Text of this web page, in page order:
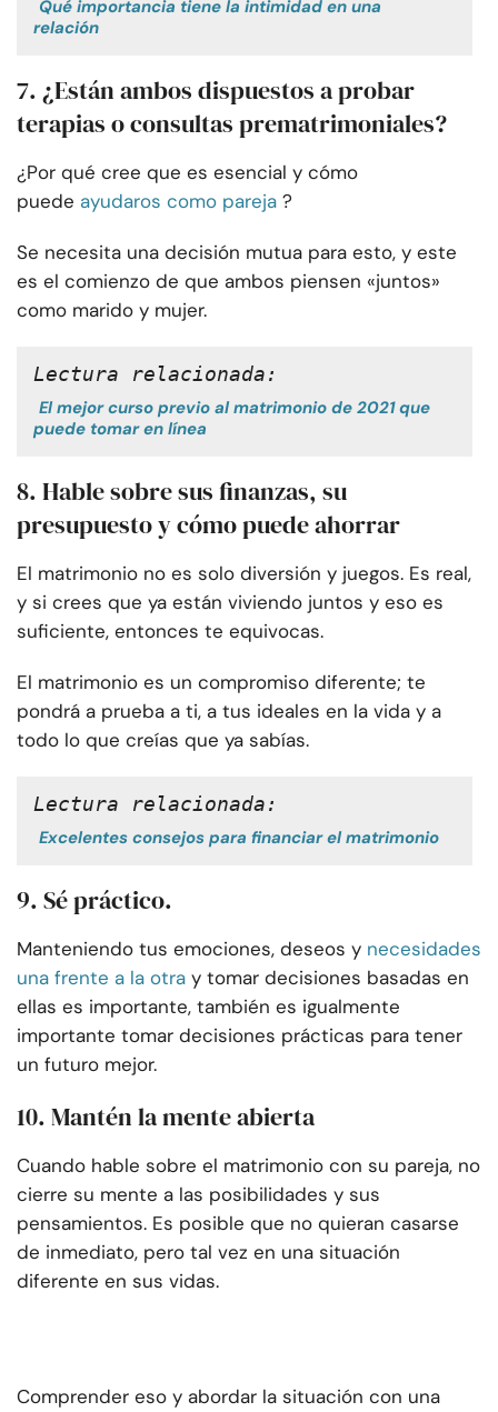
Qué importancia tiene la intimidad en una
relación
7. ¿Están ambos dispuestos a probar
terapias o consultas prematrimoniales?
¿Por qué cree que es esencial y cómo
puede ayudaros como pareja ?
Se necesita una decisión mutua para esto, y este
es el comienzo de que ambos piensen «juntos»
como marido y mujer.
Lectura relacionada:
El mejor curso previo al matrimonio de 2021 que
puede tomar en línea
8. Hable sobre sus finanzas, su
presupuesto y cómo puede ahorrar
El matrimonio no es solo diversión y juegos. Es real,
y si crees que ya están viviendo juntos y eso es
suficiente, entonces te equivocas.
El matrimonio es un compromiso diferente; te
pondrá a prueba a ti, a tus ideales en la vida y a
todo lo que creías que ya sabías.
Lectura relacionada:
Excelentes consejos para financiar el matrimonio
9. Sé práctico.
Manteniendo tus emociones, deseos y necesidades
una frente a la otra y tomar decisiones basadas en
ellas es importante, también es igualmente
importante tomar decisiones prácticas para tener
un futuro mejor.
10. Mantén la mente abierta
Cuando hable sobre el matrimonio con su pareja, no
cierre su mente a las posibilidades y sus
pensamientos. Es posible que no quieran casarse
de inmediato, pero tal vez en una situación
diferente en sus vidas.
Comprender eso y abordar la situación con una